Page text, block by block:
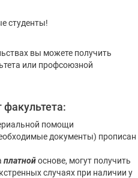
студенты!
вы можете получить
или профсоюзной
помощи
документы) прописан
платнойоснове, могут получить
случаях при наличии у